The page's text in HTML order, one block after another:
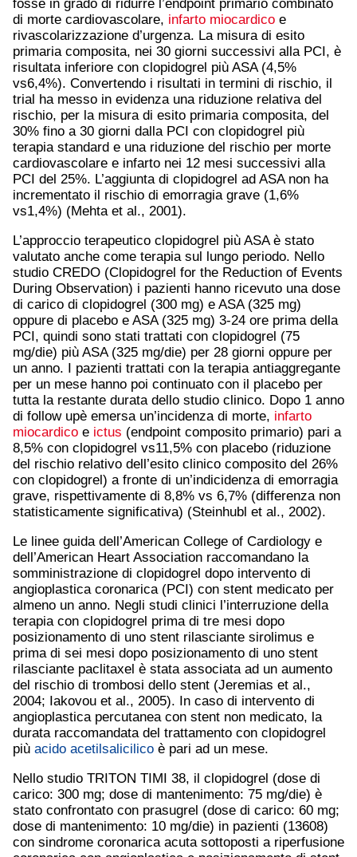
fosse in grado di ridurre l’endpoint primario combinato
di morte cardiovascolare, infarto miocardico e
rivascolarizzazione d’urgenza. La misura di esito
primaria composita, nei 30 giorni successivi alla PCI, è
risultata inferiore con clopidogrel più ASA (4,5%
vs6,4%). Convertendo i risultati in termini di rischio, il
trial ha messo in evidenza una riduzione relativa del
rischio, per la misura di esito primaria composita, del
30% fino a 30 giorni dalla PCI con clopidogrel più
terapia standard e una riduzione del rischio per morte
cardiovascolare e infarto nei 12 mesi successivi alla
PCI del 25%. L’aggiunta di clopidogrel ad ASA non ha
incrementato il rischio di emorragia grave (1,6%
vs1,4%) (Mehta et al., 2001).
L’approccio terapeutico clopidogrel più ASA è stato
valutato anche come terapia sul lungo periodo. Nello
studio CREDO (Clopidogrel for the Reduction of Events
During Observation) i pazienti hanno ricevuto una dose
di carico di clopidogrel (300 mg) e ASA (325 mg)
oppure di placebo e ASA (325 mg) 3-24 ore prima della
PCI, quindi sono stati trattati con clopidogrel (75
mg/die) più ASA (325 mg/die) per 28 giorni oppure per
un anno. I pazienti trattati con la terapia antiaggregante
per un mese hanno poi continuato con il placebo per
tutta la restante durata dello studio clinico. Dopo 1 anno
di follow upè emersa un’incidenza di morte, infarto
miocardico e ictus (endpoint composito primario) pari a
8,5% con clopidogrel vs11,5% con placebo (riduzione
del rischio relativo dell’esito clinico composito del 26%
con clopidogrel) a fronte di un’indicidenza di emorragia
grave, rispettivamente di 8,8% vs 6,7% (differenza non
statisticamente significativa) (Steinhubl et al., 2002).
Le linee guida dell’American College of Cardiology e
dell’American Heart Association raccomandano la
somministrazione di clopidogrel dopo intervento di
angioplastica coronarica (PCI) con stent medicato per
almeno un anno. Negli studi clinici l’interruzione della
terapia con clopidogrel prima di tre mesi dopo
posizionamento di uno stent rilasciante sirolimus e
prima di sei mesi dopo posizionamento di uno stent
rilasciante paclitaxel è stata associata ad un aumento
del rischio di trombosi dello stent (Jeremias et al.,
2004; Iakovou et al., 2005). In caso di intervento di
angioplastica percutanea con stent non medicato, la
durata raccomandata del trattamento con clopidogrel
più acido acetilsalicilico è pari ad un mese.
Nello studio TRITON TIMI 38, il clopidogrel (dose di
carico: 300 mg; dose di mantenimento: 75 mg/die) è
stato confrontato con prasugrel (dose di carico: 60 mg;
dose di mantenimento: 10 mg/die) in pazienti (13608)
con sindrome coronarica acuta sottoposti a riperfusione